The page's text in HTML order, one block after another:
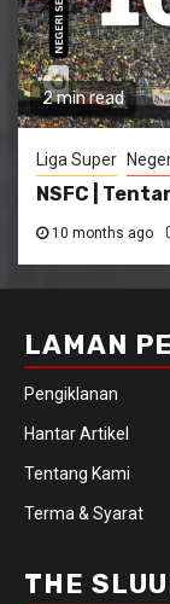
2 min read
Liga Super
NSFC |
10 months ago
LAMAN
Pengiklanan
Hantar Artikel
Tentang Kami
Terma & Syarat
THE